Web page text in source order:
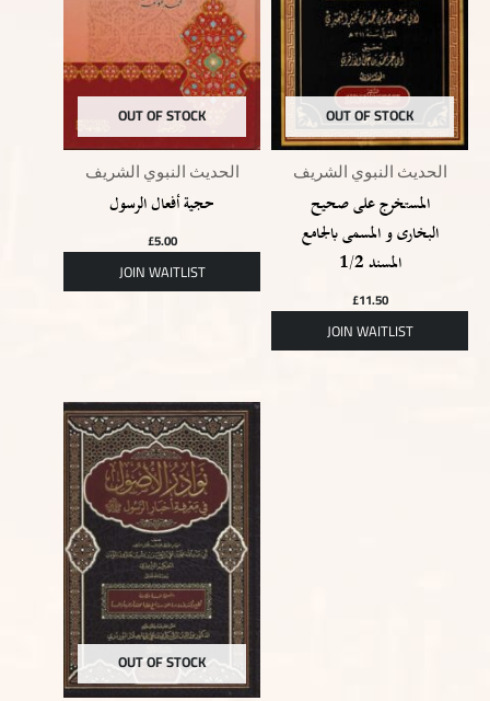
OUT OF STOCK
الحديث النبوي الشريف
حجية أفعال الرسول
£5.00
OUT OF STOCK
الحديث النبوي الشريف
المستخرج على صحيح
البخارى و المسمى بالجامع
المسند 1/2
£11.50
OUT OF STOCK